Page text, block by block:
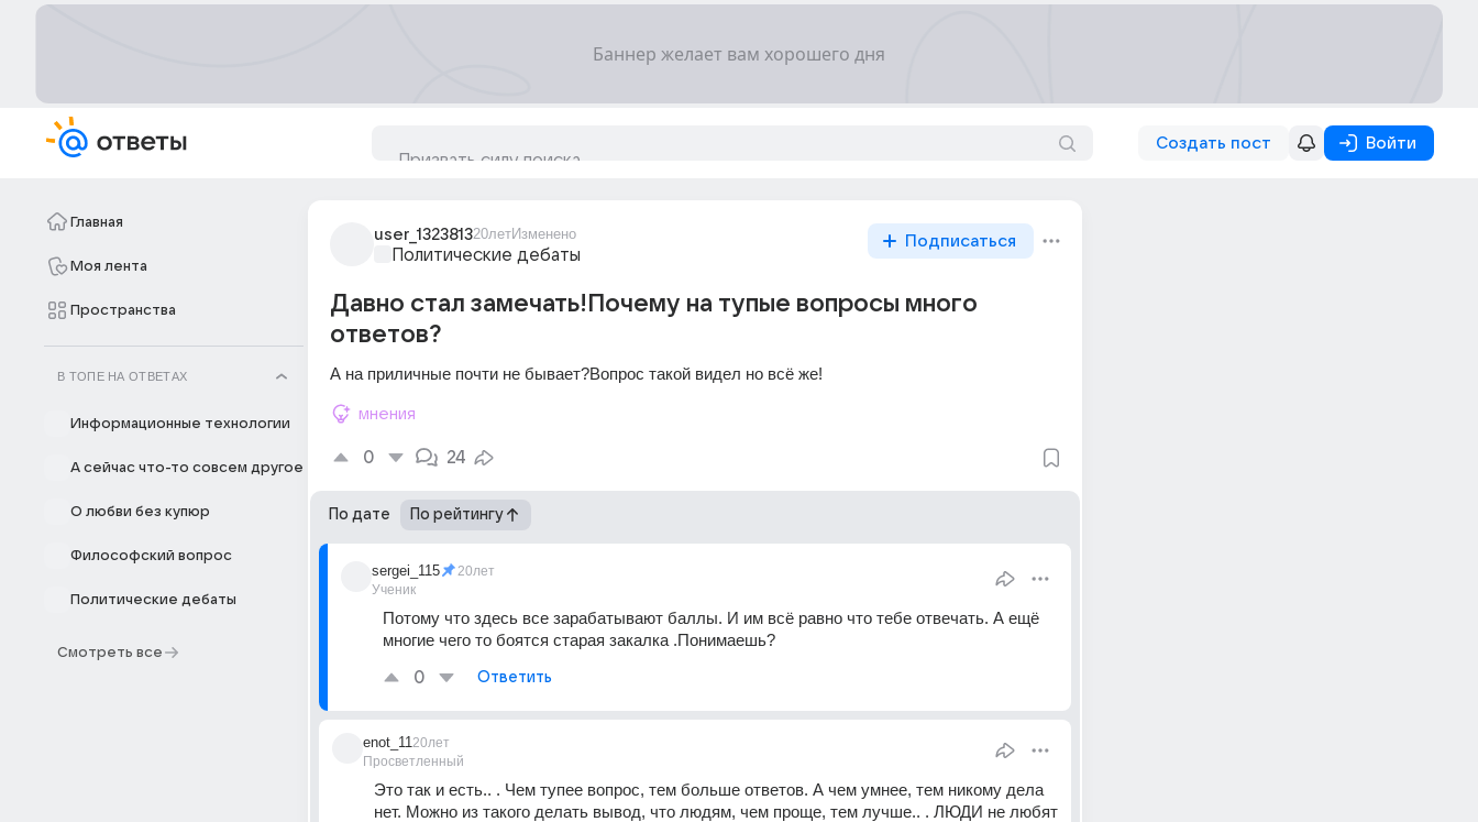
Создать пост Войти
Главная
Моя лента
Пространства
В ТОПЕ НА ОТВЕТАХ
Информационные технологии
А сейчас что-то совсем другое
О любви без купюр
Философский вопрос
Политические дебаты
Смотреть все
user_132381320летИзменено
Политические дебаты
Подписаться
Давно стал замечать!Почему на тупые вопросы много
ответов?
А на приличные почти не бывает?Вопрос такой видел но всё же!
мнения
0 24
По дате По рейтингу
sergei_115
Ученик
20лет
Потому что здесь все зарабатывают баллы. И им всё равно что тебе отвечать. А ещё
многие чего то боятся старая закалка .Понимаешь?
0 Ответить
enot_11
Просветленный
20лет
Это так и есть.. . Чем тупее вопрос, тем больше ответов. А чем умнее, тем никому дела
нет. Можно из такого делать вывод, что людям, чем проще, тем лучше.. . ЛЮДИ не любят